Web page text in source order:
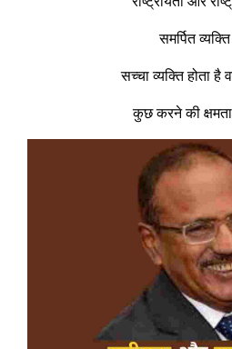
समर्पित व्यक्ति
सच्चा व्यक्ति होता है
कुछ करने की